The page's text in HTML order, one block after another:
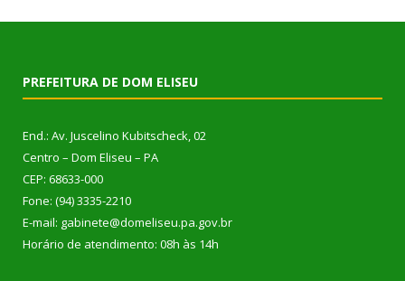
PREFEITURA DE DOM ELISEU
End.: Av. Juscelino Kubitscheck, 02
Centro – Dom Eliseu – PA
CEP: 68633-000
Fone: (94) 3335-2210
E-mail: gabinete@domeliseu.pa.gov.br
Horário de atendimento: 08h às 14h